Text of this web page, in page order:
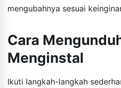
mengubahnya sesuai
Cara
Menginstal
Ikuti langkah-langkah